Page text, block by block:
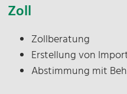
Zoll
Zollberatung
Erstellung von
Abstimmung mit